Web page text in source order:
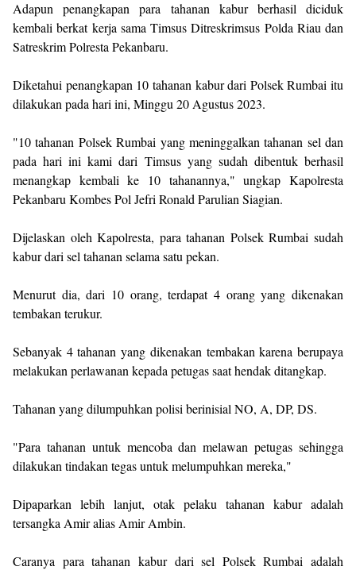
Adapun penangkapan para tahanan kabur berhasil diciduk
kembali berkat kerja sama Timsus Ditreskrimsus Polda Riau dan
Satreskrim Polresta Pekanbaru.
Diketahui penangkapan 10 tahanan kabur dari Polsek Rumbai itu
dilakukan pada hari ini, Minggu 20 Agustus 2023.
"10 tahanan Polsek Rumbai yang meninggalkan tahanan sel dan
pada hari ini kami dari Timsus yang sudah dibentuk berhasil
menangkap kembali ke 10 tahanannya," ungkap Kapolresta
Pekanbaru Kombes Pol Jefri Ronald Parulian Siagian.
Dijelaskan oleh Kapolresta, para tahanan Polsek Rumbai sudah
kabur dari sel tahanan selama satu pekan.
Menurut dia, dari 10 orang, terdapat 4 orang yang dikenakan
tembakan terukur.
Sebanyak 4 tahanan yang dikenakan tembakan karena berupaya
melakukan perlawanan kepada petugas saat hendak ditangkap.
Tahanan yang dilumpuhkan polisi berinisial NO, A, DP, DS.
"Para tahanan untuk mencoba dan melawan petugas sehingga
dilakukan tindakan tegas untuk melumpuhkan mereka,"
Dipaparkan lebih lanjut, otak pelaku tahanan kabur adalah
tersangka Amir alias Amir Ambin.
Caranya para tahanan kabur dari sel Polsek Rumbai adalah